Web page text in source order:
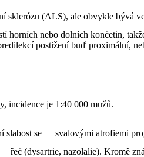
sklerózu (ALS), ale obvykle bývá
horních nebo dolních končetin,
postižení buď proximální,
incidence je 1:40 000 mužů.
slabost se
svalovými atrofiemi
řeč (dysartrie, nazolalie). Kromě